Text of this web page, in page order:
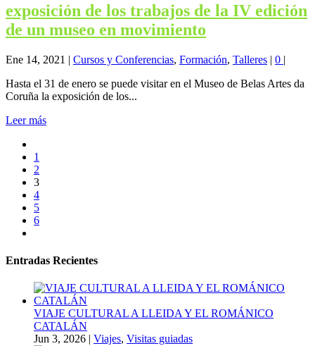
exposición de los trabajos de la IV edición
de un museo en movimiento
Ene 14, 2021 | Cursos y Conferencias, Formación, Talleres | 0 |
Hasta el 31 de enero se puede visitar en el Museo de Belas Artes da
Coruña la exposición de los...
Leer más
1
2
3
4
5
6
Entradas Recientes
VIAJE CULTURAL A LLEIDA Y EL ROMÁNICO
CATALÁN
Jun 3, 2026 | Viajes, Visitas guiadas